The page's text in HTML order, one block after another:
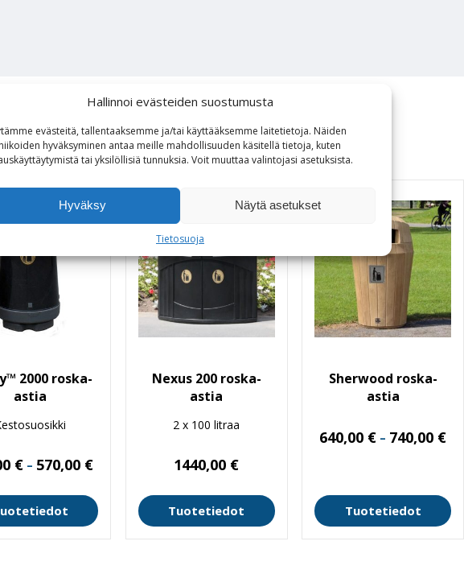
Hallinnoi evästeiden suostumusta
evästeitä, tallentaaksemme ja/tai käyttääksemme laitetietoja. Näiden
hyväksyminen antaa meille mahdollisuuden käsitellä tietoja, kuten
tai yksilöllisiä tunnuksia. Voit muuttaa valintojasi asetuksista.
Hyväksy Näytä asetukset
Tietosuoja
myös
2000 roska-
astia
€ – 570,00 €Hintaluokka:
Nexus 200 roska-
astia
2 x 100 litraa
1440,00 €
Tuotetiedot
Sherwood roska-
astia
640,00 € – 740,00 €
Tuotetiedot